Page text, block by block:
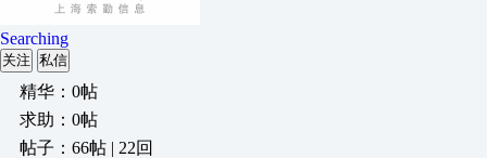
Searching
关注 私信
精华：0帖
求助：0帖
帖子：66帖 | 22回